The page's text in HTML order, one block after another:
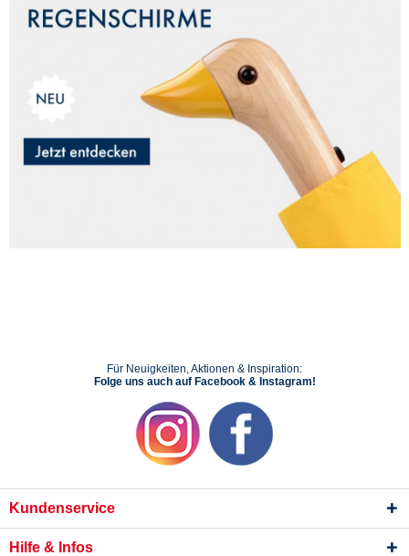
Für Neuigkeiten, Aktionen & Inspiration:
Folge uns auch auf Facebook & Instagram!
Kundenservice
Hilfe & Infos